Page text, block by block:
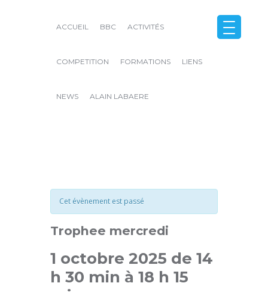
ACCUEIL BBC ACTIVITÉS
COMPETITION FORMATIONS LIENS
NEWS ALAIN LABAERE
Cet évènement est passé
Trophee mercredi
1 octobre 2025 de 14
h 30 min à 18 h 15